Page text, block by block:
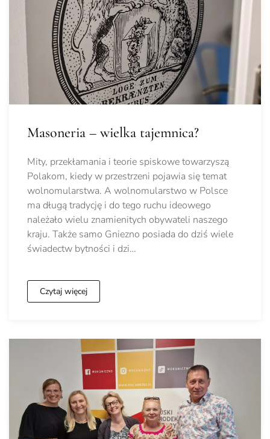
Masoneria – wielka tajemnica?
Mity, przekłamania i teorie spiskowe towarzyszą
Polakom, kiedy w przestrzeni pojawia się temat
wolnomularstwa. A wolnomularstwo w Polsce
ma długą tradycję i do tego ruchu ideowego
należało wielu znamienitych obywateli naszego
kraju. Także samo Gniezno posiada do dziś wiele
świadectw bytności i dzi…
Czytaj więcej